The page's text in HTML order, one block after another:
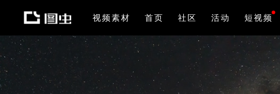
视频素材 首页 社区 活动 短视频